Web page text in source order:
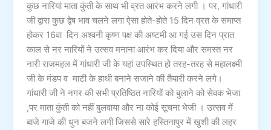
कुछ नारियां माता कुंती के साथ भी व्रत आरंभ करने लगी । पर, गांधारी
जी द्वारा कुछ द्वेष भाव चलने लगा ऐसा होते-होते 15 दिन व्रत के समाप्त
होकर 16वा दिन अश्वनी कृष्ण पक्ष की अष्टमी आ गई उस दिन प्रात
काल से नर नारियों ने उत्सव मनाना आरंभ कर दिया और समस्त नर
नारी राजमहल में गांधारी जी के यहां उपस्थित हो तरह-तरह से महालक्ष्मी
जी के मंडप व माटी के हाथी बनाने सजाने की तैयारी करने लगे।
गांधारी जी ने नगर की सभी प्रतिष्ठित नारियों को बुलाने को सेवक भेजा
,पर माता कुंती को नहीं बुलवाया और ना कोई सूचना भेजी । उत्सव में
बाजे गाजे की धुन बजने लगी जिससे सारे हस्तिनापुर में खुशी की लहर